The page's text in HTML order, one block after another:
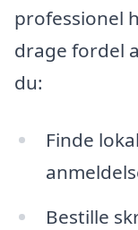
professionel
drage fordel
du:
Finde
Bestille